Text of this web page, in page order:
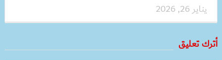
يناير 26, 2026
أترك تعليق